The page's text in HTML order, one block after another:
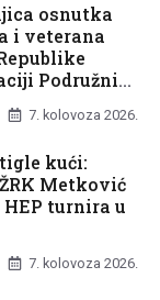
osnutka
i veterana
Podružnice
županije
7. kolovoza 2026.
kući:
Metković
turnira u
7. kolovoza 2026.